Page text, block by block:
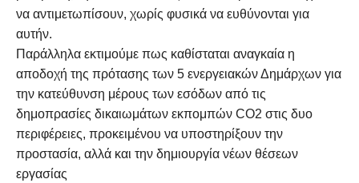
να αντιμετωπίσουν, χωρίς φυσικά να ευθύνονται για
αυτήν.
Παράλληλα εκτιμούμε πως καθίσταται αναγκαία η
αποδοχή της πρότασης των 5 ενεργειακών Δημάρχων για
την κατεύθυνση μέρους των εσόδων από τις
δημοπρασίες δικαιωμάτων εκπομπών CO2 στις δυο
περιφέρειες, προκειμένου να υποστηρίξουν την
προστασία, αλλά και την δημιουργία νέων θέσεων
εργασίας